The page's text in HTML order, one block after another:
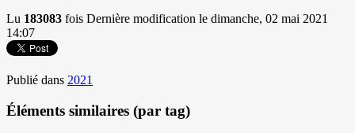
Lu 183083 fois Dernière modification le dimanche, 02 mai 2021
14:07
Publié dans 2021
Éléments similaires (par tag)